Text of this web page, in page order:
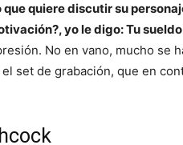
quiere discutir su
yo le digo: Tu
No en vano, mucho se
set de grabación, que en